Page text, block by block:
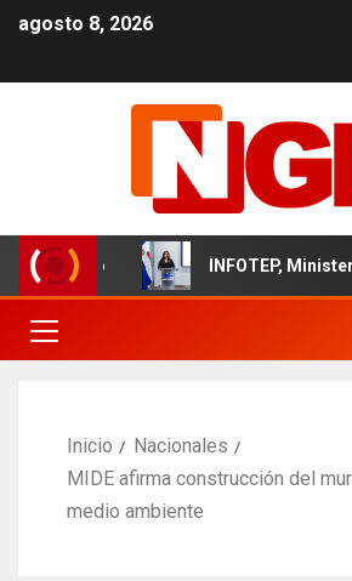
agosto 8, 2026
INFOTEP, Ministerio
Inicio
Nacionales
MIDE afirma construcción del
medio ambiente